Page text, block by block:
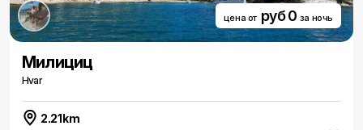
цена от руб 0 за ночь
Милициц
Hvar
2.21km